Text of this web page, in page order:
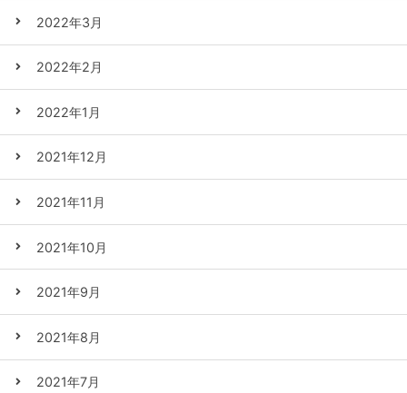
2022年3月
2022年2月
2022年1月
2021年12月
2021年11月
2021年10月
2021年9月
2021年8月
2021年7月